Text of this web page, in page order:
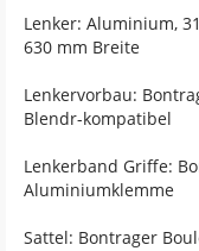
Lenker: Aluminium,
630 mm Breite
Lenkervorbau:
Blendr-kompatibel
Lenkerband Griffe:
Aluminiumklemme
Sattel: Bontrager